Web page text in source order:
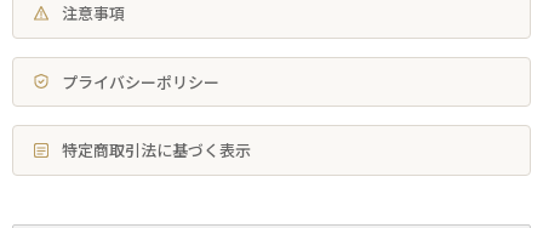
注意事項
プライバシーポリシー
特定商取引法に基づく表示